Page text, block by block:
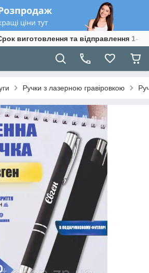
виготовлення та відправлення 1-3
Ручки з лазерною гравіровкою